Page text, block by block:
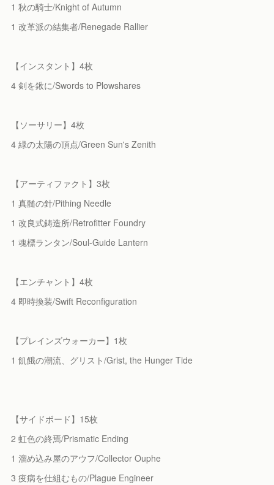
1 秋の騎士/Knight of Autumn
1 改革派の結集者/Renegade Rallier
【インスタント】4枚
4 剣を鍬に/Swords to Plowshares
【ソーサリー】4枚
4 緑の太陽の頂点/Green Sun's Zenith
【アーティファクト】3枚
1 真髄の針/Pithing Needle
1 改良式鋳造所/Retrofitter Foundry
1 魂標ランタン/Soul-Guide Lantern
【エンチャント】4枚
4 即時換装/Swift Reconfiguration
【プレインズウォーカー】1枚
1 飢餓の潮流、グリスト/Grist, the Hunger Tide
【サイドボード】15枚
2 虹色の終焉/Prismatic Ending
1 溜め込み屋のアウフ/Collector Ouphe
3 疫病を仕組むもの/Plague Engineer